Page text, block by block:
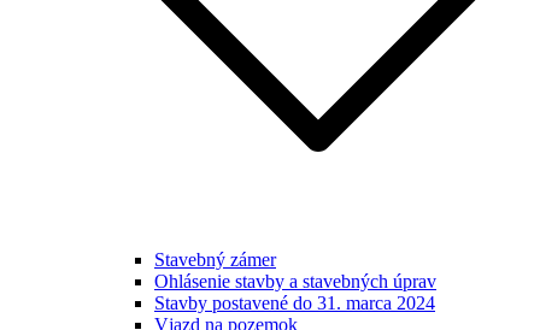
Stavebný zámer
Ohlásenie stavby a stavebných úprav
Stavby postavené do 31. marca 2024
Vjazd na pozemok